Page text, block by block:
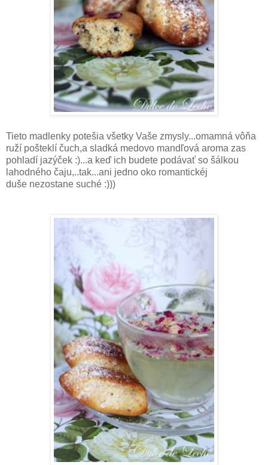
Tieto madlenky potešia všetky Vaše zmysly...omamná vôňa
ruží pošteklí čuch,a sladká medovo mandľová aroma zas
pohladí jazýček :)...a keď ich budete podávať so šálkou
lahodného čaju,..tak...ani jedno oko romantickéj
duše nezostane suché :)))